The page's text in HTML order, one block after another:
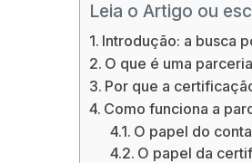
Leia o Artigo ou
Introdução: a busca
O que é uma
Por que a
Como funciona a
O papel do
O papel da